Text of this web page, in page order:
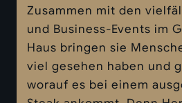
Zusammen mit den
und Business-Events im
Haus bringen sie
viel gesehen haben und
worauf es bei einem